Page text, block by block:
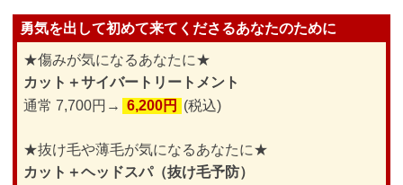
勇気を出して初めて来てくださるあなたのために
★傷みが気になるあなたに★
カット＋サイバートリートメント
通常 7,700円→ 6,200円 (税込)
★抜け毛や薄毛が気になるあなたに★
カット＋ヘッドスパ（抜け毛予防）